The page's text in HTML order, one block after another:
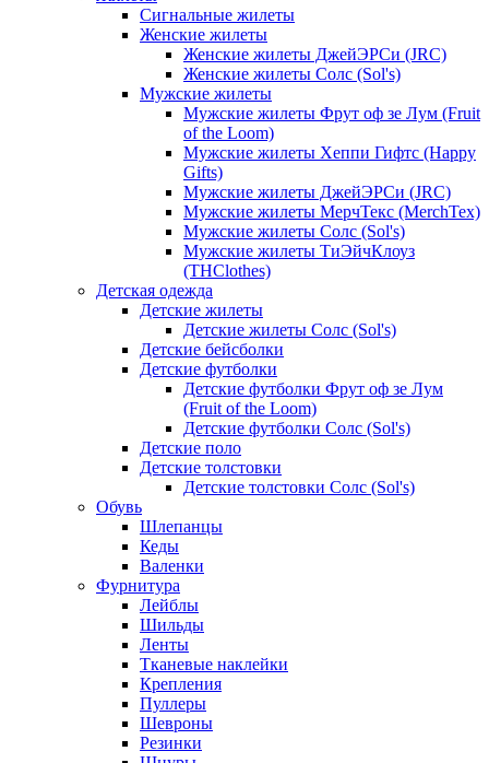
Сигнальные жилеты
Женские жилеты
Женские жилеты ДжейЭРСи (JRC)
Женские жилеты Солс (Sol's)
Мужские жилеты
Мужские жилеты Фрут оф зе Лум (Fruit
of the Loom)
Мужские жилеты Хеппи Гифтс (Happy
Gifts)
Мужские жилеты ДжейЭРСи (JRC)
Мужские жилеты МерчТекс (MerchTex)
Мужские жилеты Солс (Sol's)
Мужские жилеты ТиЭйчКлоуз
(THClothes)
Детская одежда
Детские жилеты
Детские жилеты Солс (Sol's)
Детские бейсболки
Детские футболки
Детские футболки Фрут оф зе Лум
(Fruit of the Loom)
Детские футболки Солс (Sol's)
Детские поло
Детские толстовки
Детские толстовки Солс (Sol's)
Обувь
Шлепанцы
Кеды
Валенки
Фурнитура
Лейблы
Шильды
Ленты
Тканевые наклейки
Крепления
Пуллеры
Шевроны
Резинки